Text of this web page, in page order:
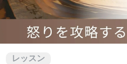
レッスン